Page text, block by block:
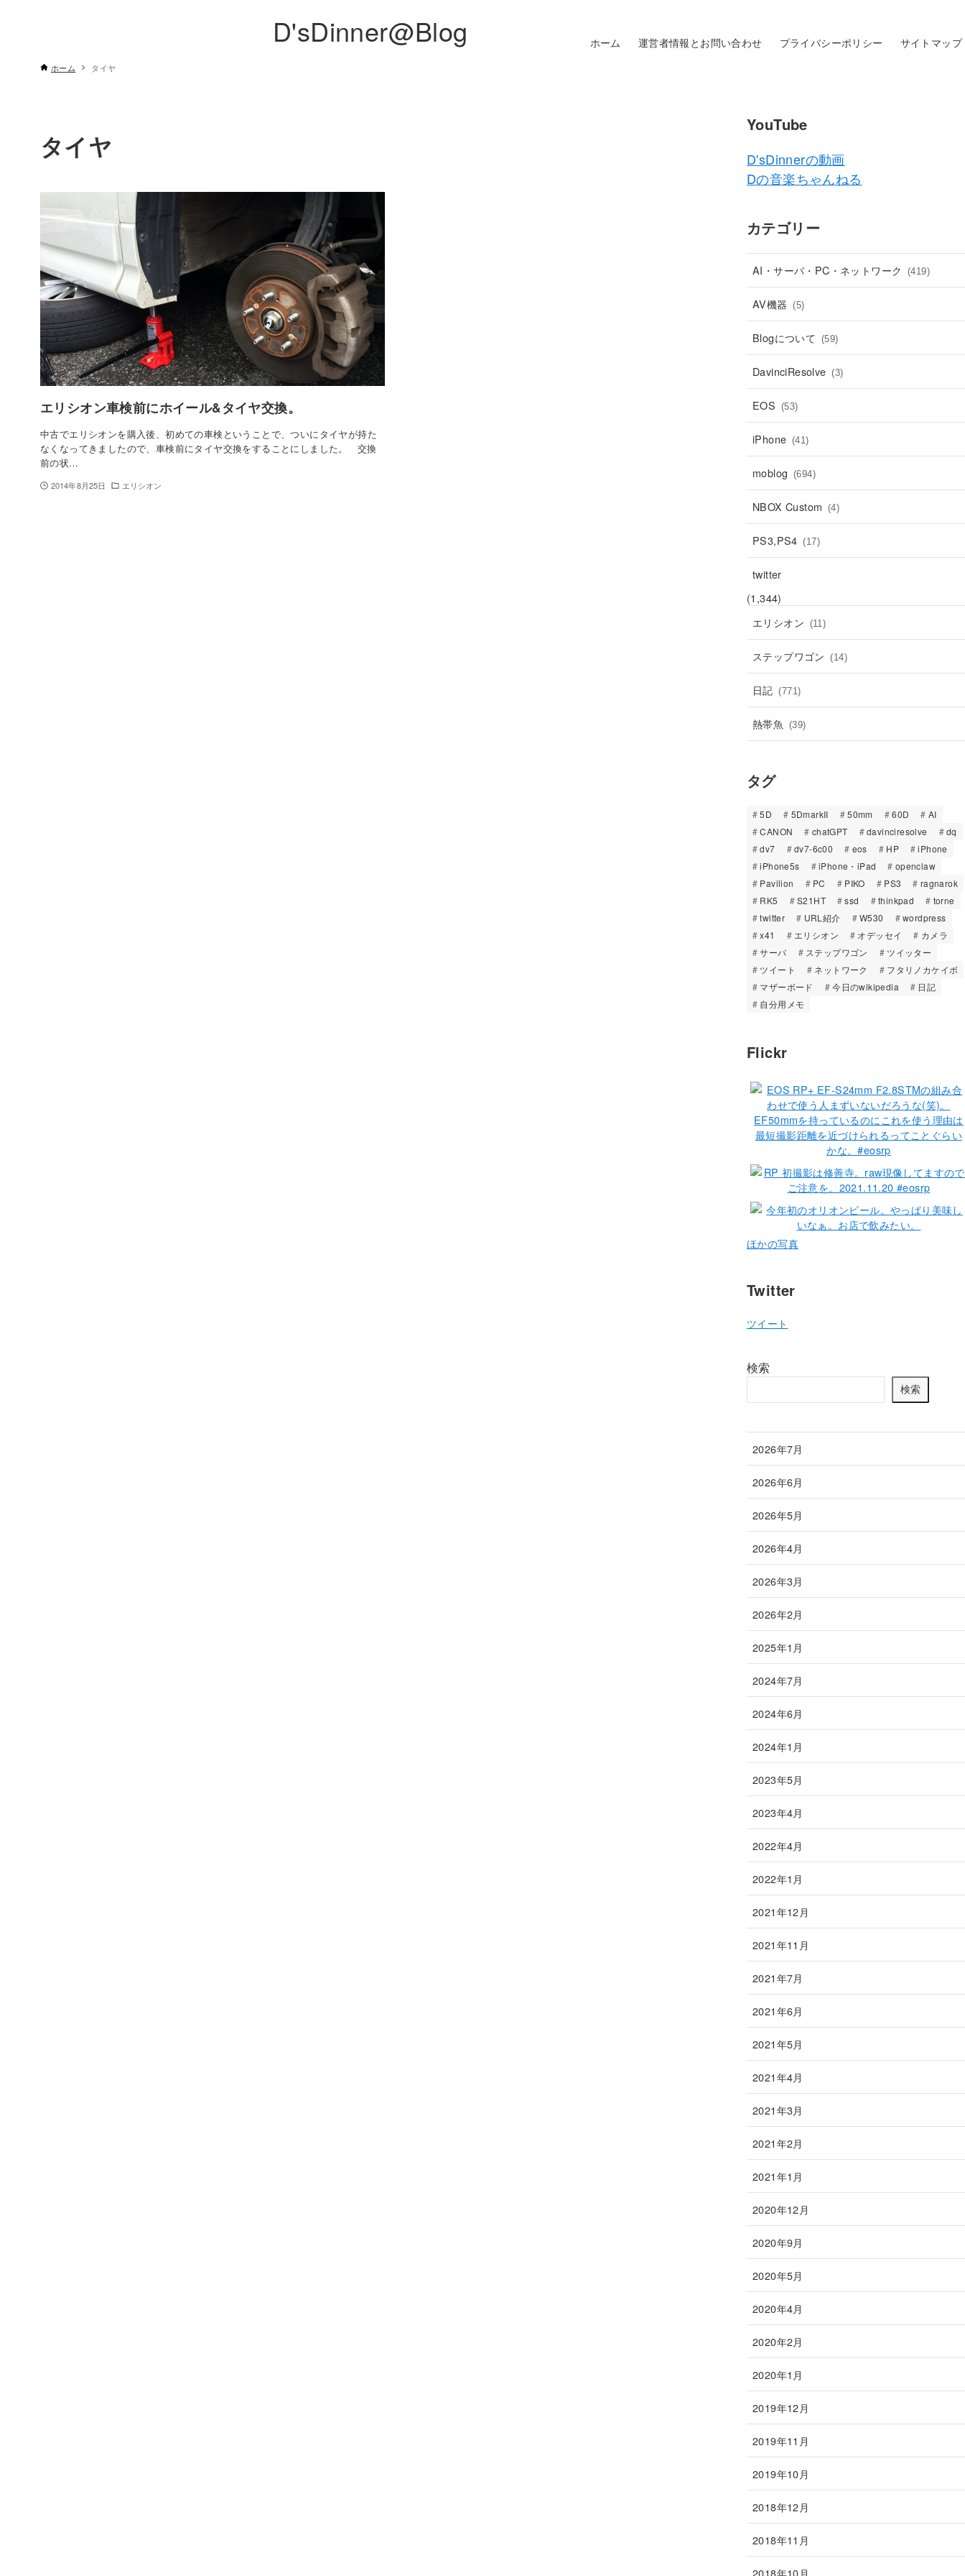
D'sDinner@Blog ホーム 運営者情報とお問い合わせ プライバシーポリシー サイトマップ
ホーム タイヤ
タイヤ
エリシオン車検前にホイール&タイヤ交換。
中古でエリシオンを購入後、初めての車検ということで、ついにタイヤが持た
なくなってきましたので、車検前にタイヤ交換をすることにしました。 交換
前の状…
2014年8月25日 エリシオン
YouTube
D'sDinnerの動画
Dの音楽ちゃんねる
カテゴリー
AI・サーバ・PC・ネットワーク (419)
AV機器 (5)
Blogについて (59)
DavinciResolve (3)
EOS (53)
iPhone (41)
moblog (694)
NBOX Custom (4)
PS3,PS4 (17)
twitter
(1,344)
エリシオン (11)
ステップワゴン (14)
日記 (771)
熱帯魚 (39)
タグ
5D 5DmarkII 50mm 60D
AI
CANON
chatGPT davinciresolve
dq
dv7
dv7-6c00 eos HP
iPhone
iPhone5s
iPhone・iPad
openclaw
Pavilion
PC PIKO PS3
ragnarok
RK5
S21HT ssd thinkpad
torne
twitter
URL紹介 W530
wordpress
x41
エリシオン オデッセイ
カメラ
サーバ
ステップワゴン
ツイッター
ツイート
ネットワーク
フタリノカケイボ
マザーボード
今日のwikipedia
日記
自分用メモ
Flickr
ほかの写真
Twitter
ツイート
検索
検索
2026年7月
2026年6月
2026年5月
2026年4月
2026年3月
2026年2月
2025年1月
2024年7月
2024年6月
2024年1月
2023年5月
2023年4月
2022年4月
2022年1月
2021年12月
2021年11月
2021年7月
2021年6月
2021年5月
2021年4月
2021年3月
2021年2月
2021年1月
2020年12月
2020年9月
2020年5月
2020年4月
2020年2月
2020年1月
2019年12月
2019年11月
2019年10月
2018年12月
2018年11月
2018年10月